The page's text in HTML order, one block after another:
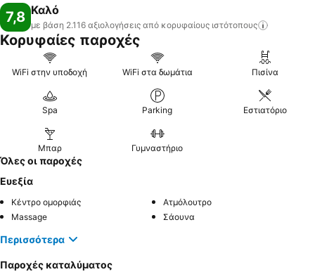
7,8 Καλό
με βάση 2.116 αξιολογήσεις από κορυφαίους ιστότοπους
Κορυφαίες παροχές
WiFi στην υποδοχή WiFi στα δωμάτια Πισίνα
Spa Parking Εστιατόριο
Μπαρ Γυμναστήριο
Όλες οι παροχές
Ευεξία
Κέντρο ομορφιάς
Ατμόλουτρο
Massage
Σάουνα
Περισσότερα
Παροχές καταλύματος